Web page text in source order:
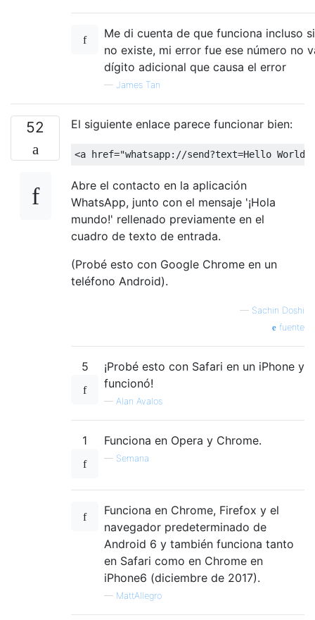
Me di cuenta de que funciona incluso
no existe, mi error fue ese número no
dígito adicional que causa el error
— James Tan
52 El siguiente enlace parece funcionar bien:
<a href="whatsapp://send?text=Hello
Abre el contacto en la aplicación
WhatsApp, junto con el mensaje '¡Hola
mundo!' rellenado previamente en el
cuadro de texto de entrada.
(Probé esto con Google Chrome en un
teléfono Android).
— Sachin Doshi
fuente
5
¡Probé esto con Safari en un iPhone y
funcionó!
— Alan Avalos
1 Funciona en Opera y Chrome.
— Semana
Funciona en Chrome, Firefox y el
navegador predeterminado de
Android 6 y también funciona tanto
en Safari como en Chrome en
iPhone6 ​​(diciembre de 2017).
— MattAllegro